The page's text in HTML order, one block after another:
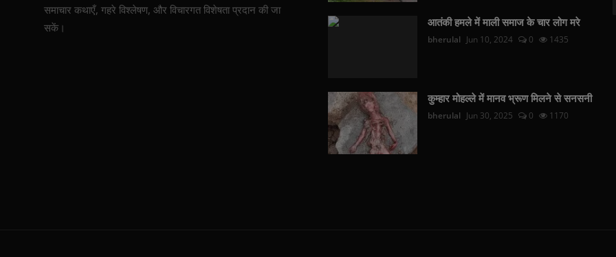
समाचार कथाएँ, गहरे विश्लेषण, और विचारगत विशेषता प्रदान की जा
सकें।
आतंकी हमले में माली समाज के चार लोग मरे
bherulal Jun 10, 2024 0 1435
कुम्हार मोहल्ले में मानव भ्रूण मिलने से सनसनी
bherulal Jun 30, 2025 0 1170